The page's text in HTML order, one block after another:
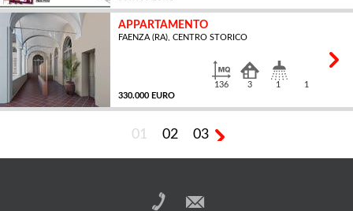
APPARTAMENTO
FAENZA (RA), CENTRO STORICO
330.000 EURO
136
MQ
3 1 1
01 02 03